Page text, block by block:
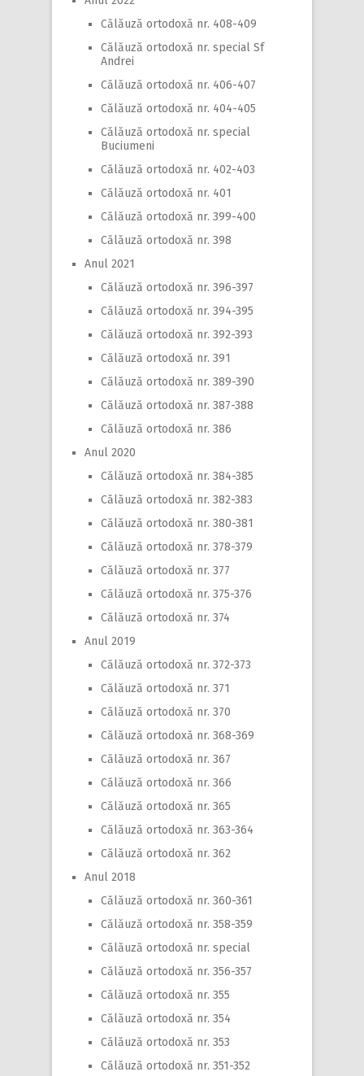
Călăuză ortodoxă nr. 408-409
Călăuză ortodoxă nr. special Sf
Andrei
Călăuză ortodoxă nr. 406-407
Călăuză ortodoxă nr. 404-405
Călăuză ortodoxă nr. special
Buciumeni
Călăuză ortodoxă nr. 402-403
Călăuză ortodoxă nr. 401
Călăuză ortodoxă nr. 399-400
Călăuză ortodoxă nr. 398
Anul 2021
Călăuză ortodoxă nr. 396-397
Călăuză ortodoxă nr. 394-395
Călăuză ortodoxă nr. 392-393
Călăuză ortodoxă nr. 391
Călăuză ortodoxă nr. 389-390
Călăuză ortodoxă nr. 387-388
Călăuză ortodoxă nr. 386
Anul 2020
Călăuză ortodoxă nr. 384-385
Călăuză ortodoxă nr. 382-383
Călăuză ortodoxă nr. 380-381
Călăuză ortodoxă nr. 378-379
Călăuză ortodoxă nr. 377
Călăuză ortodoxă nr. 375-376
Călăuză ortodoxă nr. 374
Anul 2019
Călăuză ortodoxă nr. 372-373
Călăuză ortodoxă nr. 371
Călăuză ortodoxă nr. 370
Călăuză ortodoxă nr. 368-369
Călăuză ortodoxă nr. 367
Călăuză ortodoxă nr. 366
Călăuză ortodoxă nr. 365
Călăuză ortodoxă nr. 363-364
Călăuză ortodoxă nr. 362
Anul 2018
Călăuză ortodoxă nr. 360-361
Călăuză ortodoxă nr. 358-359
Călăuză ortodoxă nr. special
Călăuză ortodoxă nr. 356-357
Călăuză ortodoxă nr. 355
Călăuză ortodoxă nr. 354
Călăuză ortodoxă nr. 353
Călăuză ortodoxă nr. 351-352